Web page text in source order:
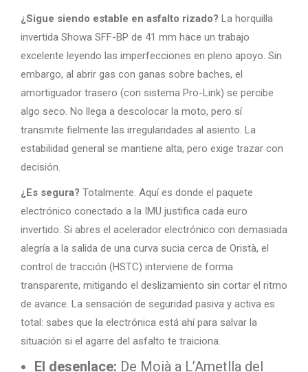
¿Sigue siendo estable en asfalto rizado? La horquilla
invertida Showa SFF-BP de 41 mm hace un trabajo
excelente leyendo las imperfecciones en pleno apoyo. Sin
embargo, al abrir gas con ganas sobre baches, el
amortiguador trasero (con sistema Pro-Link) se percibe
algo seco. No llega a descolocar la moto, pero sí
transmite fielmente las irregularidades al asiento. La
estabilidad general se mantiene alta, pero exige trazar con
decisión.
¿Es segura? Totalmente. Aquí es donde el paquete
electrónico conectado a la IMU justifica cada euro
invertido. Si abres el acelerador electrónico con demasiada
alegría a la salida de una curva sucia cerca de Oristà, el
control de tracción (HSTC) interviene de forma
transparente, mitigando el deslizamiento sin cortar el ritmo
de avance. La sensación de seguridad pasiva y activa es
total: sabes que la electrónica está ahí para salvar la
situación si el agarre del asfalto te traiciona.
El desenlace: De Moià a L’Ametlla del